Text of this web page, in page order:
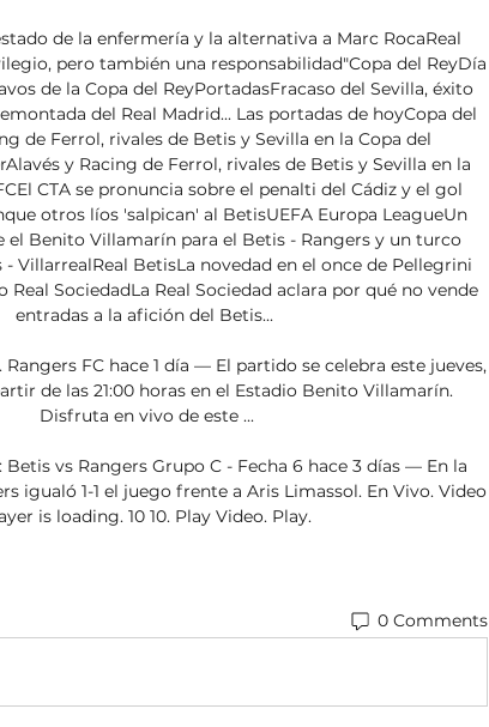
de la enfermería y la alternativa a Marc RocaReal
pero también una responsabilidad"Copa del ReyDía
de la Copa del ReyPortadasFracaso del Sevilla, éxito
del Real Madrid... Las portadas de hoyCopa del
de Ferrol, rivales de Betis y Sevilla en la Copa del
y Racing de Ferrol, rivales de Betis y Sevilla en la
CTA se pronuncia sobre el penalti del Cádiz y el gol
otros líos 'salpican' al BetisUEFA Europa LeagueUn
el Benito Villamarín para el Betis - Rangers y un turco
- VillarrealReal BetisLa novedad en el once de Pellegrini
Real SociedadLa Real Sociedad aclara por qué no vende
entradas a la afición del Betis...
FC hace 1 día — El partido se celebra este jueves,
de las 21:00 horas en el Estadio Benito Villamarín.
Disfruta en vivo de este ...
Betis vs Rangers Grupo C - Fecha 6 hace 3 días — En la
igualó 1-1 el juego frente a Aris Limassol. En Vivo. Video
is loading. 10 10. Play Video. Play.
0 Comments